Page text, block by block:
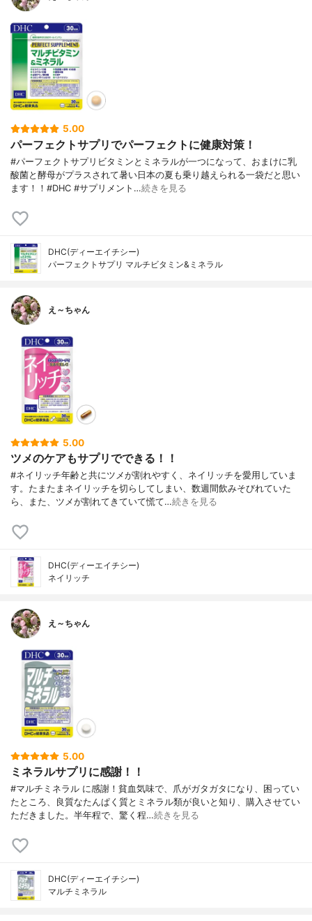
5.00
パーフェクトサプリでパーフェクトに健康対策！
#パーフェクトサプリビタミンとミネラルが一つになって、おまけに乳
酸菌と酵母がプラスされて暑い日本の夏も乗り越えられる一袋だと思い
ます！！#DHC #サプリメント…続きを見る
DHC(ディーエイチシー)
パーフェクトサプリ マルチビタミン&ミネラル
え～ちゃん
5.00
ツメのケアもサプリでできる！！
#ネイリッチ年齢と共にツメが割れやすく、ネイリッチを愛用していま
す。たまたまネイリッチを切らしてしまい、数週間飲みそびれていた
ら、また、ツメが割れてきていて慌て…続きを見る
DHC(ディーエイチシー)
ネイリッチ
え～ちゃん
5.00
ミネラルサプリに感謝！！
#マルチミネラル に感謝！貧血気味で、爪がガタガタになり、困ってい
たところ、良質なたんぱく質とミネラル類が良いと知り、購入させてい
ただきました。半年程で、驚く程…続きを見る
DHC(ディーエイチシー)
マルチミネラル